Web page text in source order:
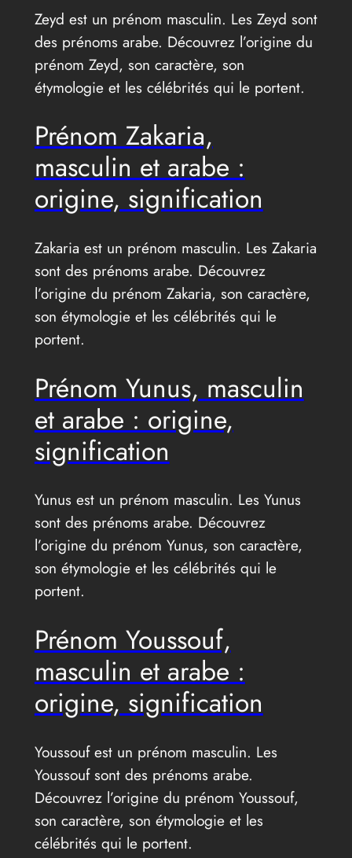
Zeyd est un prénom masculin. Les Zeyd sont
des prénoms arabe. Découvrez l’origine du
prénom Zeyd, son caractère, son
étymologie et les célébrités qui le portent.
Prénom Zakaria,
masculin et arabe :
origine, signification
Zakaria est un prénom masculin. Les Zakaria
sont des prénoms arabe. Découvrez
l’origine du prénom Zakaria, son caractère,
son étymologie et les célébrités qui le
portent.
Prénom Yunus, masculin
et arabe : origine,
signification
Yunus est un prénom masculin. Les Yunus
sont des prénoms arabe. Découvrez
l’origine du prénom Yunus, son caractère,
son étymologie et les célébrités qui le
portent.
Prénom Youssouf,
masculin et arabe :
origine, signification
Youssouf est un prénom masculin. Les
Youssouf sont des prénoms arabe.
Découvrez l’origine du prénom Youssouf,
son caractère, son étymologie et les
célébrités qui le portent.